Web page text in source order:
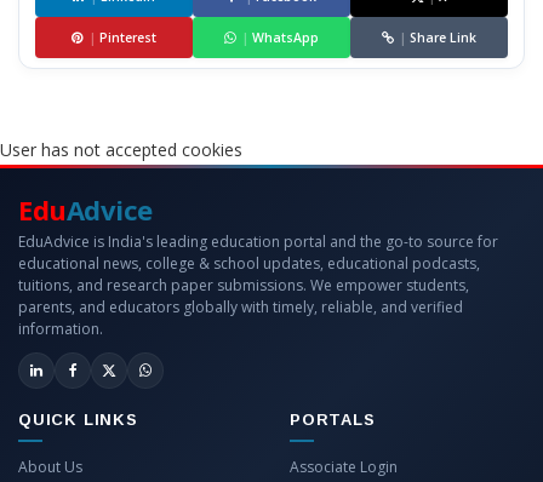
| Pinterest | WhatsApp | Share Link
User has not accepted cookies
EduAdvice
EduAdvice is India's leading education portal and the go-to source for
educational news, college & school updates, educational podcasts,
tuitions, and research paper submissions. We empower students,
parents, and educators globally with timely, reliable, and verified
information.
QUICK LINKS
About Us
PORTALS
Associate Login